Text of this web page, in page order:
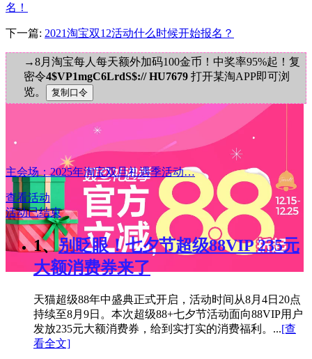
名！
下一篇: 2021淘宝双12活动什么时候开始报名？
→8月淘宝每人每天额外加码100金币！中奖率95%起！复
密令4$VP1mgC6LrdS$:// HU7679 打开某淘APP即可浏
览。
主会场：2025年淘宝双旦礼遇季活动…
查看活动
活动已结束
1、 别眨眼！七夕节超级88VIP 235元
大额消费券来了
天猫超级88年中盛典正式开启，活动时间从8月4日20点
持续至8月9日。本次超级88+七夕节活动面向88VIP用户
发放235元大额消费券，给到实打实的消费福利。...[查
看全文]